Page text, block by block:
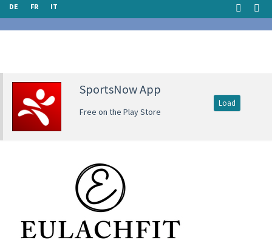
DE FR IT
SportsNow App
Free on the Play Store
Load